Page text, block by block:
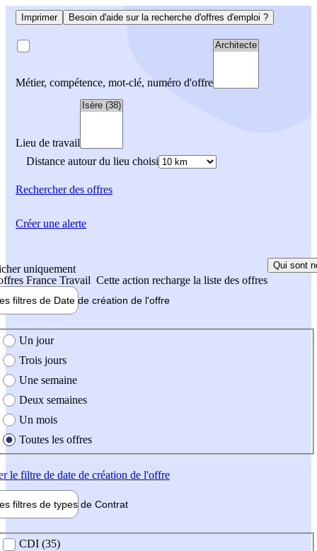
Imprimer Besoin d'aide sur la recherche d'offres d'emploi ?
Métier, compétence, mot-clé, numéro d'offre
Lieu de travail
Distance autour du lieu choisi
Rechercherdes offres
uniquement
France Travail Cette action recharge la liste des offres
Qui sont
filtres de Date de création de l'offre
création de l'offre
Un jour
Trois jours
Une semaine
Deux semaines
Un mois
Toutes les offres
le filtre de date de création de l'offre
filtres de types de Contrat
contrat
CDI (35)
Créer une alerte